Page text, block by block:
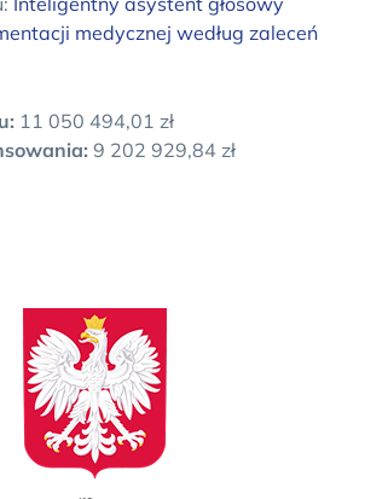
medycznej według zaleceń
11 050 494,01 zł
9 202 929,84 zł